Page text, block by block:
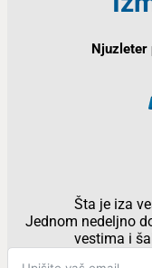
Njuzleter
Šta je iza
Jednom nedeljno
vestima i